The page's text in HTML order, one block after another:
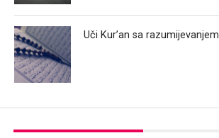
Uči Kur’an sa razumijevanjem